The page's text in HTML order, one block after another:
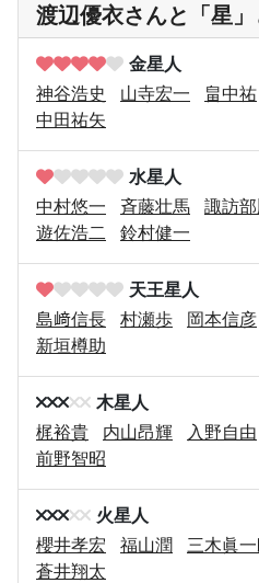
渡辺優衣さんと「星
金星人
神谷浩史
山寺宏一 畠中祐
中田祐矢
水星人
中村悠一
斉藤壮馬 諏訪
遊佐浩二
鈴村健一
天王星人
島﨑信長
村瀬歩 岡本信彦
新垣樽助
木星人
梶裕貴
内山昂輝 入野自由
前野智昭
火星人
櫻井孝宏
福山潤 三木眞
蒼井翔太